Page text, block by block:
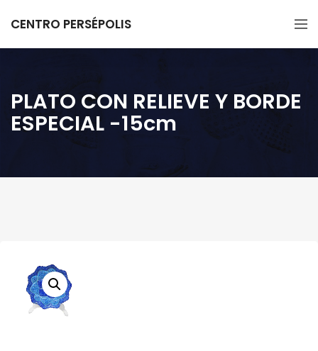
CENTRO PERSÉPOLIS
PLATO CON RELIEVE Y BORDE
ESPECIAL -15cm